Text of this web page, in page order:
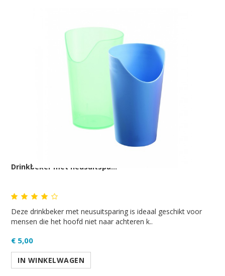
Drinkbeker met neusuitspa...
Deze drinkbeker met neusuitsparing is ideaal geschikt voor
mensen die het hoofd niet naar achteren k..
€ 5,00
IN WINKELWAGEN